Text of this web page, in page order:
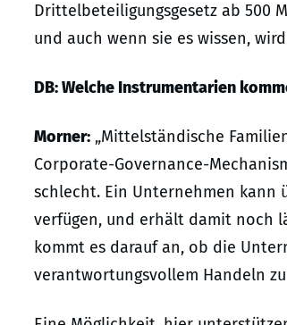
Drittelbeteiligungsgesetz ab 500
und auch wenn sie es wissen,
DB: Welche Instrumentarien
Morner: „Mittelständische
Corporate-Governance-
schlecht. Ein Unternehmen kann
verfügen, und erhält damit noch
kommt es darauf an, ob die
verantwortungsvollem Handeln